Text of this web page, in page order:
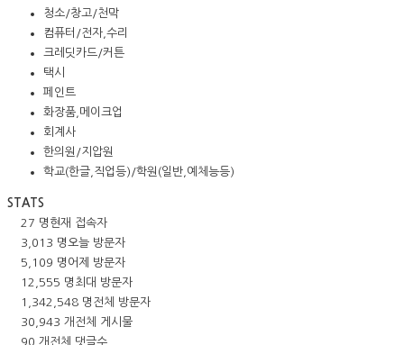
청소/창고/천막
컴퓨터/전자,수리
크레딧카드/커튼
택시
페인트
화장품,메이크업
회계사
한의원/지압원
학교(한글,직업등)/학원(일반,예체능등)
STATS
27 명 현재 접속자
3,013 명오늘 방문자
5,109 명 어제 방문자
12,555 명 최대 방문자
1,342,548 명 전체 방문자
30,943 개 전체 게시물
90 개 전체 댓글수